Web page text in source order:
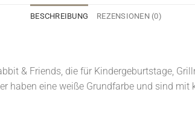
BESCHREIBUNG REZENSIONEN (0)
& Friends, die für Kindergeburtstage,
haben eine weiße Grundfarbe und sind mit